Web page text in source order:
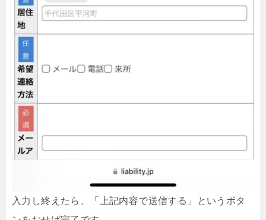
入力し終えたら、「上記内容で送信する」というボタ